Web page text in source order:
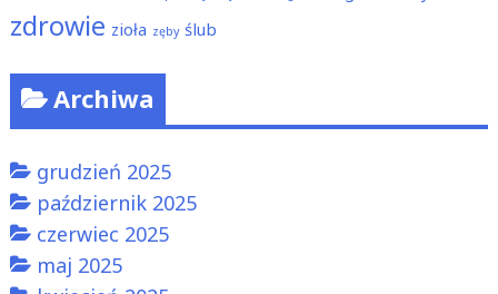
zdrowie zioła zęby ślub
Archiwa
grudzień 2025
październik 2025
czerwiec 2025
maj 2025